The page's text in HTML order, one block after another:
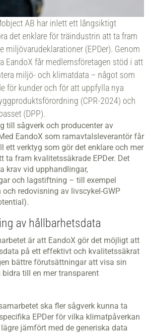
AB har inlett ett långsiktigt
det enklare för träindustrin att ta fram
miljövarudeklarationer (EPDer). Genom
EandoX får medlemsföretagen stöd i att
miljö- och klimatdata – något som
för kunder och för att uppfylla nya
(CPR-2024) och
(DPP).
till sågverk och producenter av
EandoX som ramavtalsleverantör får
ett verktyg som gör det enklare och mer
ta fram kvalitetssäkrade EPDer. Det
krav vid upphandlingar,
och lagstiftning – till exempel
redovisning av livscykel-GWP
av hållbarhetsdata
är att EandoX gör det möjligt att
på ett effektivt och kvalitetssäkrat
bättre förutsättningar att visa sin
till en mer transparent
ska fler sågverk kunna ta
EPDer för vilka klimatpåverkan
jämfört med de generiska data